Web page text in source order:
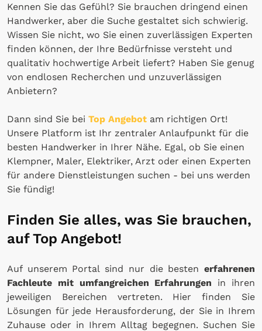
Kennen Sie das Gefühl? Sie brauchen dringend einen
Handwerker, aber die Suche gestaltet sich schwierig.
Wissen Sie nicht, wo Sie einen zuverlässigen Experten
finden können, der Ihre Bedürfnisse versteht und
qualitativ hochwertige Arbeit liefert? Haben Sie genug
von endlosen Recherchen und unzuverlässigen
Anbietern?
Dann sind Sie bei Top Angebot am richtigen Ort!
Unsere Platform ist Ihr zentraler Anlaufpunkt für die
besten Handwerker in Ihrer Nähe. Egal, ob Sie einen
Klempner, Maler, Elektriker, Arzt oder einen Experten
für andere Dienstleistungen suchen - bei uns werden
Sie fündig!
Finden Sie alles, was Sie brauchen,
auf Top Angebot!
Auf unserem Portal sind nur die besten erfahrenen
Fachleute mit umfangreichen Erfahrungen in ihren
jeweiligen Bereichen vertreten. Hier finden Sie
Lösungen für jede Herausforderung, der Sie in Ihrem
Zuhause oder in Ihrem Alltag begegnen. Suchen Sie